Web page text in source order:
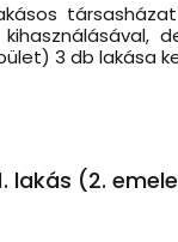
3 db lakása
lakás (2.